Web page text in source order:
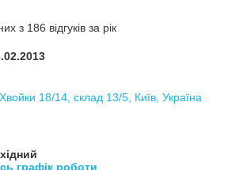
з 186 відгуків за рік
Хвойки 18/14, склад 13/5, Київ, Україна
графік роботи